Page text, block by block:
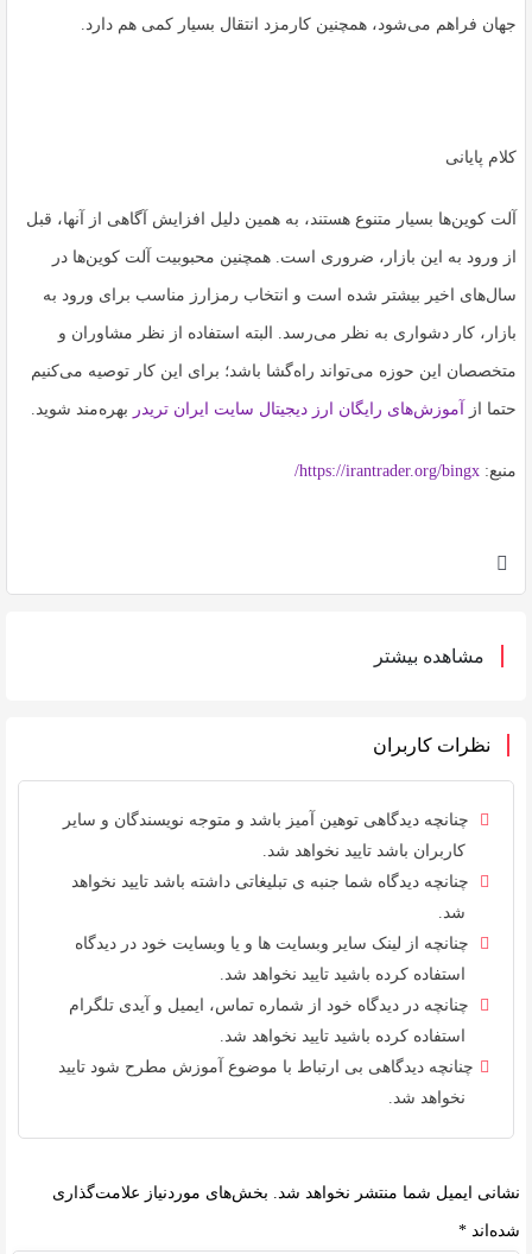
جهان فراهم می‌شود، همچنین کارمزد انتقال بسیار کمی هم دارد.
کلام پایانی
آلت کوین‌ها بسیار متنوع هستند، به همین دلیل افزایش آگاهی از آنها، قبل
از ورود به این بازار، ضروری است. همچنین محبوبیت آلت کوین‌ها در
سال‌های اخیر بیشتر شده است و انتخاب رمزارز مناسب برای ورود به
بازار، کار دشواری به نظر می‌رسد. البته استفاده از نظر مشاوران و
متخصصان این حوزه می‌تواند راه‌گشا باشد؛ برای این کار توصیه می‌کنیم
حتما از آموزش‌های رایگان ارز دیجیتال سایت ایران تریدر بهره‌مند شوید.
منبع: https://irantrader.org/bingx/
مشاهده بیشتر
نظرات کاربران
چنانچه دیدگاهی توهین آمیز باشد و متوجه نویسندگان و سایر
کاربران باشد تایید نخواهد شد.
چنانچه دیدگاه شما جنبه ی تبلیغاتی داشته باشد تایید نخواهد
شد.
چنانچه از لینک سایر وبسایت ها و یا وبسایت خود در دیدگاه
استفاده کرده باشید تایید نخواهد شد.
چنانچه در دیدگاه خود از شماره تماس، ایمیل و آیدی تلگرام
استفاده کرده باشید تایید نخواهد شد.
چنانچه دیدگاهی بی ارتباط با موضوع آموزش مطرح شود تایید
نخواهد شد.
نشانی ایمیل شما منتشر نخواهد شد. بخش‌های موردنیاز علامت‌گذاری
شده‌اند *